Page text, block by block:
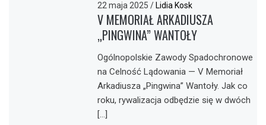
22 maja 2025/ Lidia Kosk
V MEMORIAŁ ARKADIUSZA
„PINGWINA” WANTOŁY
Ogólnopolskie Zawody Spadochronowe
na Celność Lądowania — V Memoriał
Arkadiusza „Pingwina” Wantoły. Jak co
roku, rywalizacja odbędzie się w dwóch
[…]